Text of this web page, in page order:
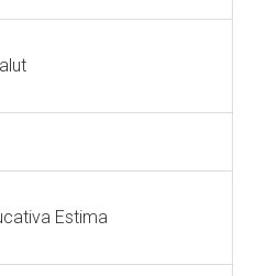
Estima